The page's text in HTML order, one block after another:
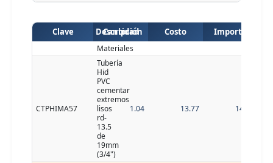
Clave Descripción
Cantidad Costo Importe
Materiales
CTPHIMA57
Tubería
Hid
PVC
cementar
extremos
lisos
rd-
13.5
de
19mm
(3/4")
1.04 13.77 14.32